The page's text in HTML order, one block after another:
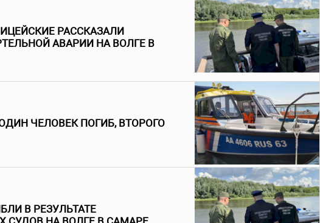
РАССКАЗАЛИ
АВАРИИ НА ВОЛГЕ В
ЧЕЛОВЕК ПОГИБ, ВТОРОГО
В РЕЗУЛЬТАТЕ